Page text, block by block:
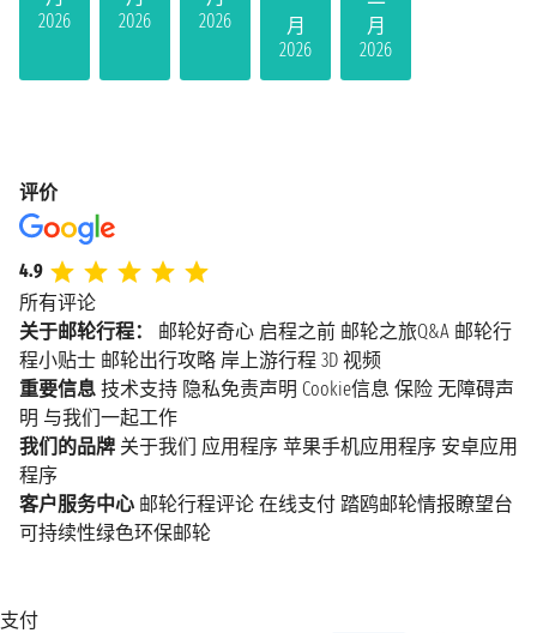
2026
2026
2026
月
2026
月
2026
评价
4.9
所有评论
关于邮轮行程：
邮轮好奇心 启程之前 邮轮之旅Q&A 邮轮行
程小贴士 邮轮出行攻略 岸上游行程 3D 视频
重要信息 技术支持 隐私免责声明 Cookie信息 保险 无障碍声
明 与我们一起工作
我们的品牌 关于我们 应用程序 苹果手机应用程序 安卓应用
程序
客户服务中心 邮轮行程评论 在线支付 踏鸥邮轮情报瞭望台
可持续性绿色环保邮轮
支付